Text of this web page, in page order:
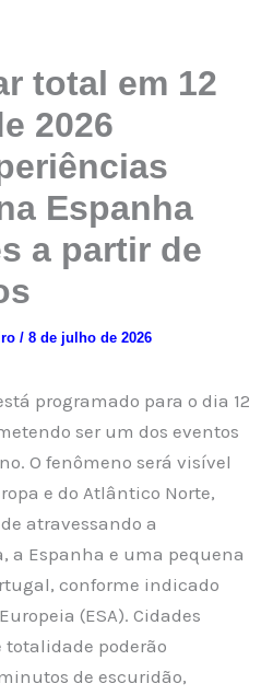
total em 12
2026
Espanha
a partir de
/ 8 de julho de 2026
programado para o dia 12
ser um dos eventos
O fenômeno será visível
e do Atlântico Norte,
atravessando a
a Espanha e uma pequena
conforme indicado
(ESA). Cidades
poderão
de escuridão,